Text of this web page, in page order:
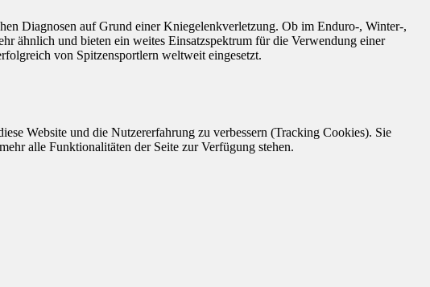
Diagnosen auf Grund einer Kniegelenkverletzung. Ob im Enduro-, Winter-,
ähnlich und bieten ein weites Einsatzspektrum für die Verwendung einer
von Spitzensportlern weltweit eingesetzt.
Website und die Nutzererfahrung zu verbessern (Tracking Cookies). Sie
alle Funktionalitäten der Seite zur Verfügung stehen.